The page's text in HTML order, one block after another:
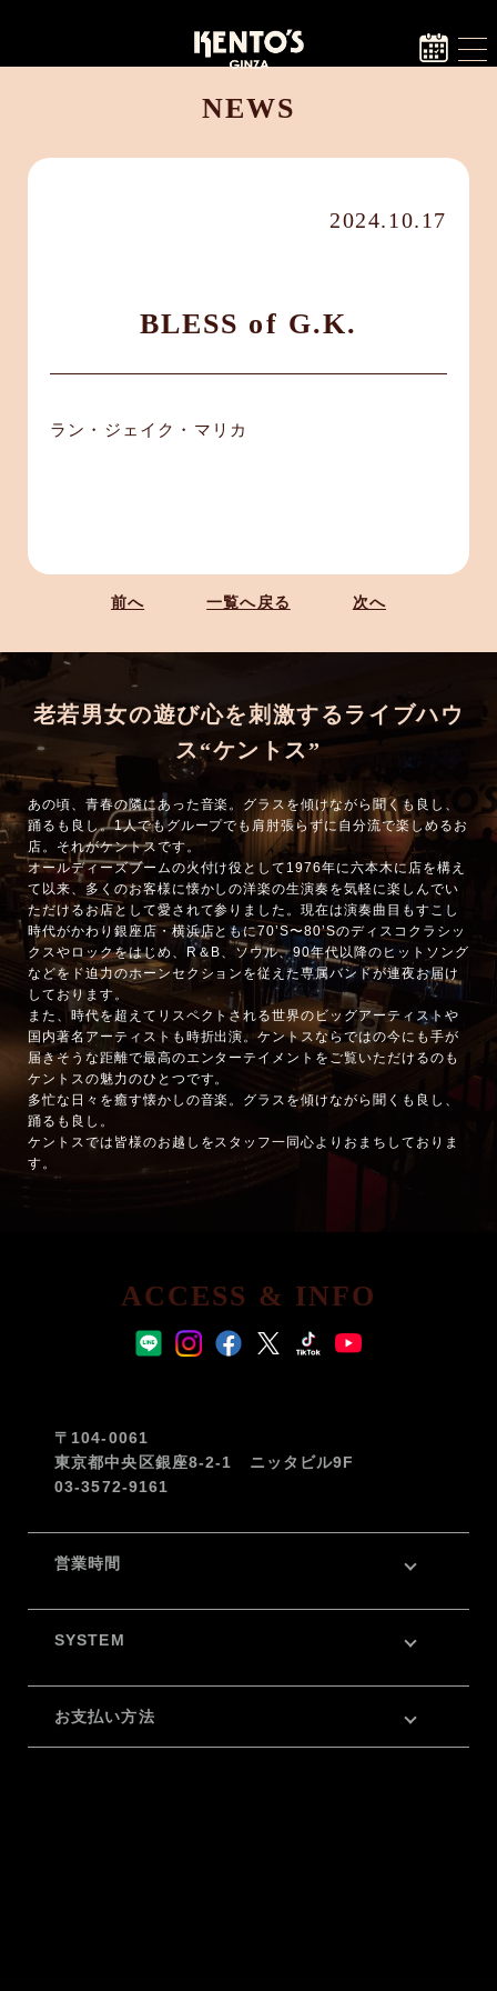
NEWS
2024.10.17
BLESS of G.K.
ラン・ジェイク・マリカ
前へ 一覧へ戻る 次へ
老若男女の遊び心を刺激するライブハウ
ス“ケントス”
あの頃、青春の隣にあった音楽。グラスを傾けながら聞くも良し、
踊るも良し。1人でもグループでも肩肘張らずに自分流で楽しめるお
店。それがケントスです。
オールディーズブームの火付け役として1976年に六本木に店を構え
て以来、多くのお客様に懐かしの洋楽の生演奏を気軽に楽しんでい
ただけるお店として愛されて参りました。現在は演奏曲目もすこし
時代がかわり銀座店・横浜店ともに70’S〜80’Sのディスコクラシッ
クスやロックをはじめ、R＆B、ソウル、90年代以降のヒットソング
などをド迫力のホーンセクションを従えた専属バンドが連夜お届け
しております。
また、時代を超えてリスペクトされる世界のビッグアーティストや
国内著名アーティストも時折出演。ケントスならではの今にも手が
届きそうな距離で最高のエンターテイメントをご覧いただけるのも
ケントスの魅力のひとつです。
多忙な日々を癒す懐かしの音楽。グラスを傾けながら聞くも良し、
踊るも良し。
ケントスでは皆様のお越しをスタッフ一同心よりおまちしておりま
す。
ACCESS & INFO
〒104-0061
東京都中央区銀座8-2-1 ニッタビル9F
03-3572-9161
営業時間
SYSTEM
お支払い方法